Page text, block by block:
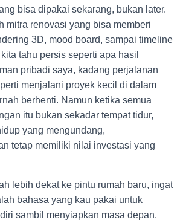
bisa dipakai sekarang, bukan later.
mitra renovasi yang bisa memberi
3D, mood board, sampai timeline
tahu persis seperti apa hasil
pribadi saya, kadang perjalanan
menjalani proyek kecil di dalam
berhenti. Namun ketika semua
itu bukan sekadar tempat tidur,
yang mengundang,
tetap memiliki nilai investasi yang
lebih dekat ke pintu rumah baru, ingat
bahasa yang kau pakai untuk
sambil menyiapkan masa depan.